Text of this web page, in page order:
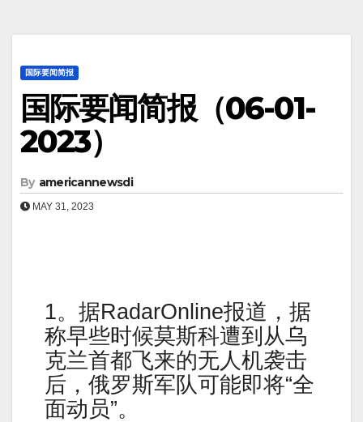
国际要闻简报
国际要闻简报（06-01-
2023）
By americannewsdi
MAY 31, 2023
1。据RadarOnline报道，据
称早些时候莫斯科遭到从乌
克兰首都飞来的无人机袭击
后，俄罗斯军队可能即将“全
面动员”。